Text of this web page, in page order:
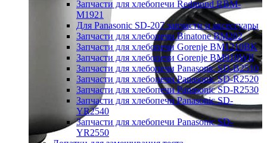
Запчасти для хлебопечи Redmond RBM-
M1921
Для Panasonic SD-207 запчасти и аксессуары
Запчасти для хлебопечи Binatone BM202
Запчасти для хлебопечи Gorenje BM1210BK
Запчасти для хлебопечи Gorenje BM910WII
Запчасти для хлебопечи Panasonic SD-B2510
Запчасти для хлебопечи Panasonic SD-R2520
Запчасти для хлебопечи Panasonic SD-R2530
Запчасти для хлебопечи Panasonic SD-
YR2540
Запчасти для хлебопечи Panasonic SD-
YR2550